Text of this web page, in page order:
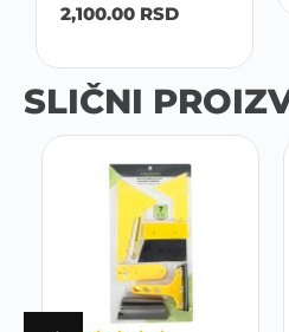
2,100.00 RSD
SLIČNI